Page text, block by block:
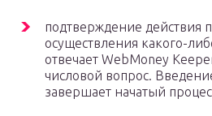
подтверждение действия
осуществления какого-
отвечает WebMoney
числовой вопрос.
завершает начатый